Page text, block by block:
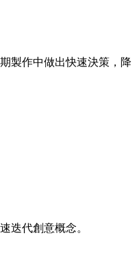
製作中做出快速決策，降
迭代創意概念。